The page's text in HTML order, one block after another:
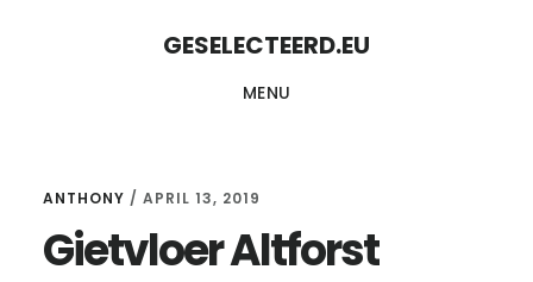
GESELECTEERD.EU
MENU
ANTHONY / APRIL 13, 2019
Gietvloer Altforst